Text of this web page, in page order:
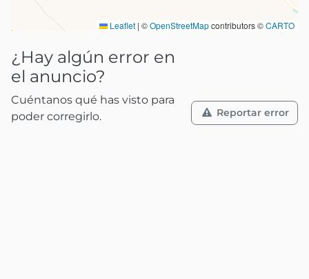
Leaflet | ©OpenStreetMapcontributors ©CARTO
¿Hay algún error en
el anuncio?
Cuéntanos qué has visto para
poder corregirlo.
Reportar error